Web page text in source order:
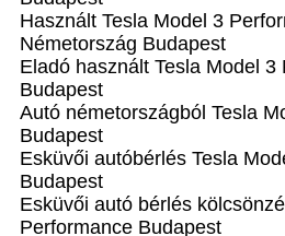
Használt Tesla Model 3
Németország Budapest
Eladó használt Tesla Model 3
Budapest
Autó németországból Tesla
Budapest
Esküvői autóbérlés Tesla
Budapest
Esküvői autó bérlés
Performance Budapest